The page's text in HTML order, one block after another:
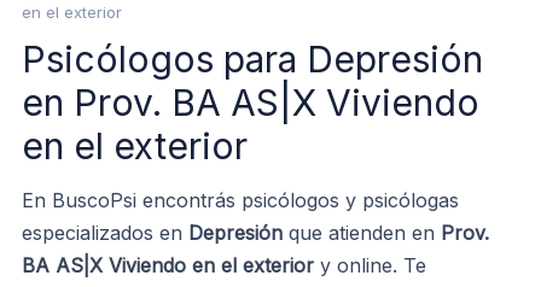
en el exterior
Psicólogos para Depresión
en Prov. BA AS|X Viviendo
en el exterior
En BuscoPsi encontrás psicólogos y psicólogas
especializados en Depresión que atienden en Prov.
BA AS|X Viviendo en el exterior y online. Te